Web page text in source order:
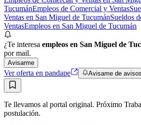
TucumánEmpleos de Comercial y Ventas
Ventas en San Miguel de TucumánSueldos
VentasEmpleos en San Miguel de Tucumán
¿Te interesa empleos en San Miguel de
por mail.
Avisarme
Ver oferta en pandape Avisame de
Te llevamos al portal original. Próximo
postulación.